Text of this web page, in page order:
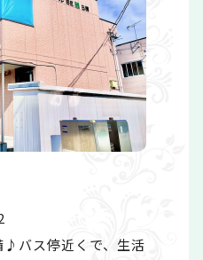
バス停近くで、生活